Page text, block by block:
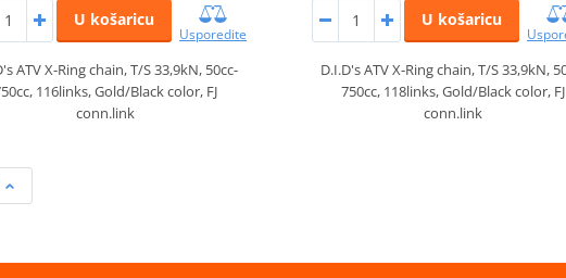
U košaricu
Usporedite
ATV X-Ring chain, T/S 33,9kN, 50cc-
116links, Gold/Black color, FJ
conn.link
U košaricu
D.I.D's ATV X-Ring chain, T/S 33,9kN,
750cc, 118links, Gold/Black color, FJ
conn.link